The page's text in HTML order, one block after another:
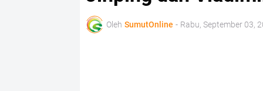
Oleh SumutOnline - Rabu, September 03,